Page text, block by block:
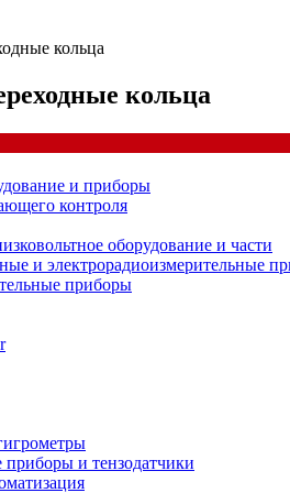
кольца
кольца
и приборы
контроля
оборудование и части
и электрорадиоизмерительные
приборы
и тензодатчики